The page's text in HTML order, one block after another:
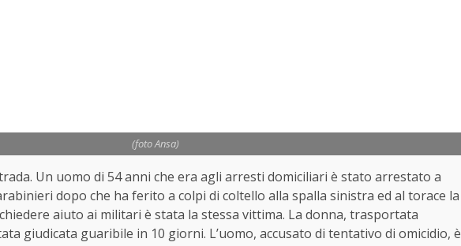
(foto Ansa)
Un uomo di 54 anni che era agli arresti domiciliari è stato arrestato a
dopo che ha ferito a colpi di coltello alla spalla sinistra ed al torace la
aiuto ai militari è stata la stessa vittima. La donna, trasportata
giudicata guaribile in 10 giorni. L’uomo, accusato di tentativo di omicidio, è